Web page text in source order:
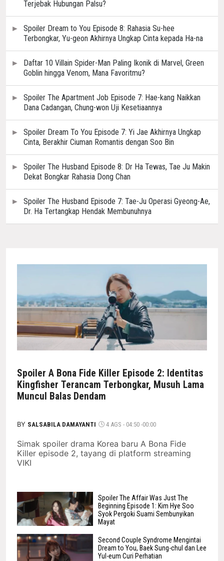
Terjebak Hubungan Palsu?
Spoiler Dream to You Episode 8: Rahasia Su-hee
Terbongkar, Yu-geon Akhirnya Ungkap Cinta kepada Ha-na
Daftar 10 Villain Spider-Man Paling Ikonik di Marvel, Green
Goblin hingga Venom, Mana Favoritmu?
Spoiler The Apartment Job Episode 7: Hae-kang Naikkan
Dana Cadangan, Chung-won Uji Kesetiaannya
Spoiler Dream To You Episode 7: Yi Jae Akhirnya Ungkap
Cinta, Berakhir Ciuman Romantis dengan Soo Bin
Spoiler The Husband Episode 8: Dr Ha Tewas, Tae Ju Makin
Dekat Bongkar Rahasia Dong Chan
Spoiler The Husband Episode 7: Tae-Ju Operasi Gyeong-Ae,
Dr. Ha Tertangkap Hendak Membunuhnya
Spoiler A Bona Fide Killer Episode 2: Identitas
Kingfisher Terancam Terbongkar, Musuh Lama
Muncul Balas Dendam
BY SALSABILA DAMAYANTI 4 AGS - 04:50 -00:00
Simak spoiler drama Korea baru A Bona Fide
Killer episode 2, tayang di platform streaming
VIKI
Spoiler The Affair Was Just The
Beginning Episode 1: Kim Hye Soo
Syok Pergoki Suami Sembunyikan
Mayat
Second Couple Syndrome Mengintai
Dream to You, Baek Sung-chul dan Lee
Yul-eum Curi Perhatian